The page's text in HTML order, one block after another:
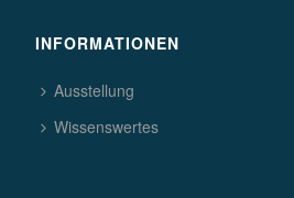
INFORMATIONEN
Ausstellung
Wissenswertes